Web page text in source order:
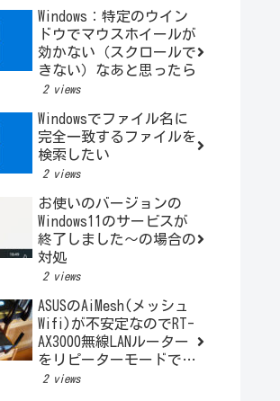
Windows：特定のウイン
ドウでマウスホイールが
効かない（スクロールで
きない）なあと思ったら
2 views
Windowsでファイル名に
完全一致するファイルを
検索したい
2 views
お使いのバージョンの
Windows11のサービスが
終了しました～の場合の
対処
2 views
ASUSのAiMesh(メッシュ
Wifi)が不安定なのでRT-
AX3000無線LANルーター
をリピーターモードで利
用する
2 views